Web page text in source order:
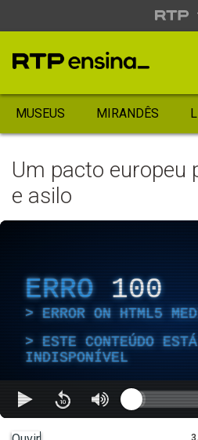
MUSEUS MIRANDÊS
Um pacto europeu
e asilo
ERRO 100
ERROR ON HTML5
ESTE CONTEÚDO
INDISPONÍVEL